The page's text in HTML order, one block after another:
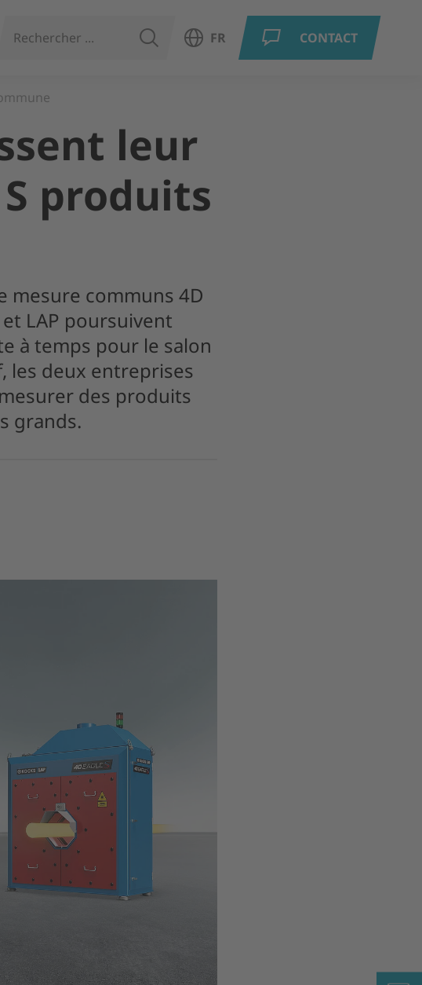
RECHERCHER
Ouvrir le choix de la langue
FR CONTACT
leur
S produits
mesure communs 4D
et LAP poursuivent
à temps pour le salon
les deux entreprises
des produits
grands.